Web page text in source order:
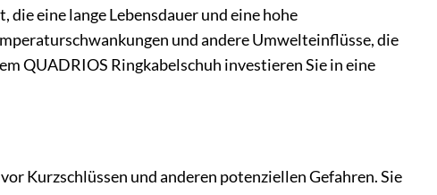
eine lange Lebensdauer und eine hohe
und andere Umwelteinflüsse, die
QUADRIOS Ringkabelschuh investieren Sie in eine
Kurzschlüssen und anderen potenziellen Gefahren. Sie